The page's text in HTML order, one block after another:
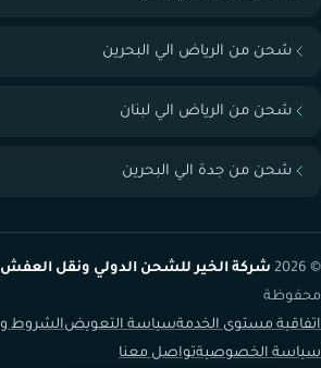
شحن من الرياض الي البحرين
شحن من الرياض الي لبنان
شحن من جدة الي البحرين
© 2026 شركة الخير للشحن الدولي ونقل العفش
محفوظة
اتفاقية مستوى الخدمةسياسة التعويضالشروط
سياسة الخصوصيةتواصل معنا